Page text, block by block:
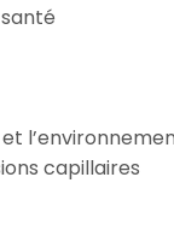
capillaires